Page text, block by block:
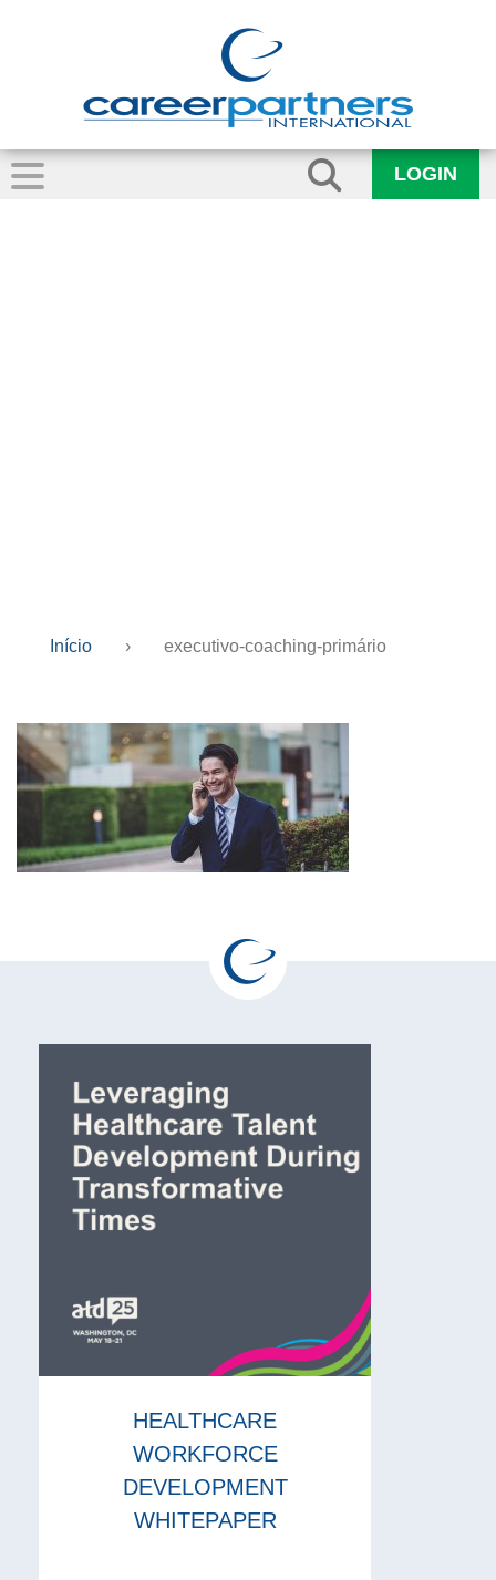
LOGIN
Início › executivo-coaching-primário
HEALTHCARE
WORKFORCE
DEVELOPMENT
WHITEPAPER